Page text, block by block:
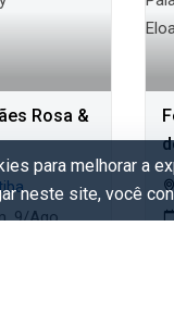
Rosa &
9/Ago
para melhorar a
neste site, você